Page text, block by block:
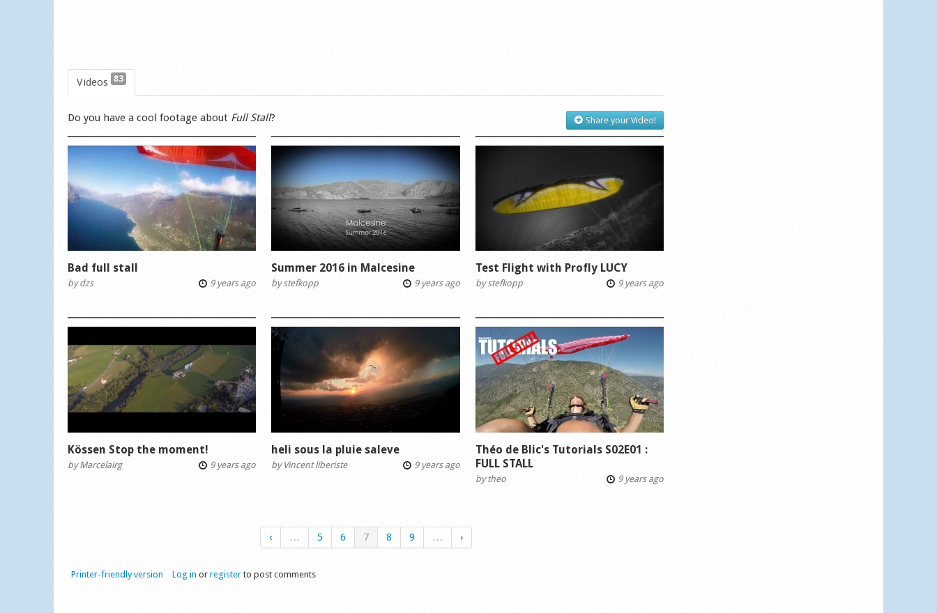
Videos 83
Share your Video!
Do you have a cool footage about Full Stall?
Bad full stall
bydzs 9 years ago
Summer 2016 in Malcesine
bystefkopp 9 years ago
Test Flight with Profly LUCY
bystefkopp 9 years ago
Kössen Stop the moment!
byMarcelairg 9 years ago
heli sous la pluie saleve
by Vincent liberiste 9 years ago
Théo de Blic's Tutorials S02E01 :
FULL STALL
bytheo 9 years ago
‹ … 5 6 7 8 9 … ›
Printer-friendly version Log in or registerto post comments